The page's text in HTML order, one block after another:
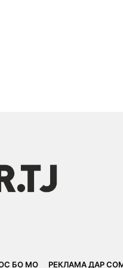
БО МО РЕКЛАМА ДАР